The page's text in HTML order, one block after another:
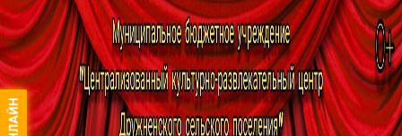
МБУ ЦКРЦ